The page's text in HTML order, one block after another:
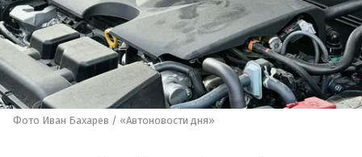
Фото Иван Бахарев / «Автоновости дня»